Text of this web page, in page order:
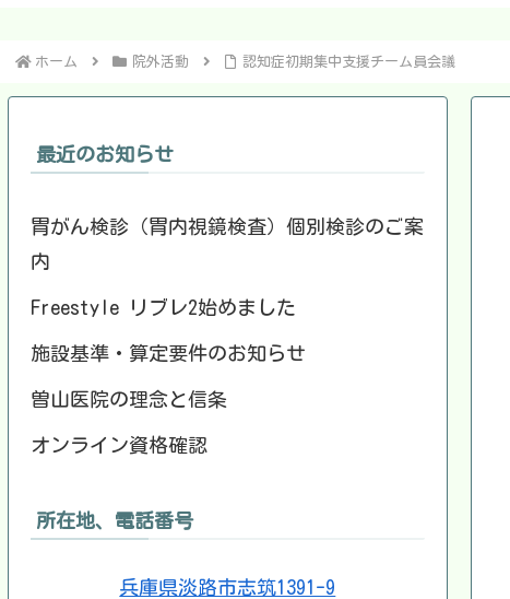
ホーム 院外活動 認知症初期集中支援チーム員会議
最近のお知らせ
胃がん検診（胃内視鏡検査）個別検診のご案
内
Freestyle リブレ2始めました
施設基準・算定要件のお知らせ
曽山医院の理念と信条
オンライン資格確認
所在地、電話番号
兵庫県淡路市志筑1391-9